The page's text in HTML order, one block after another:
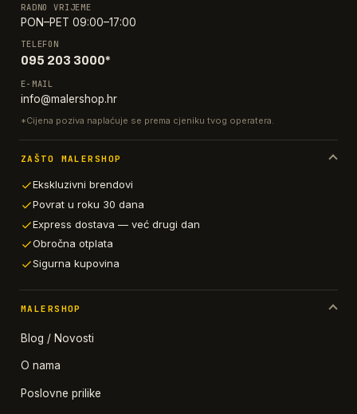
RADNO VRIJEME
PON–PET 09:00–17:00
TELEFON
095 203 3000*
E-MAIL
info@malershop.hr
*Cijena poziva naplaćuje se prema cjeniku tvog operatera.
ZAŠTO MALERSHOP
Ekskluzivni brendovi
Povrat u roku 30 dana
Express dostava — već drugi dan
Obročna otplata
Sigurna kupovina
MALERSHOP
Blog / Novosti
O nama
Poslovne prilike